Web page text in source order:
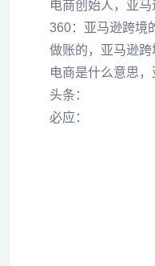
电商创始人，亚
360：亚马逊跨境
做账的，亚马逊
电商是什么意思
头条：
必应：